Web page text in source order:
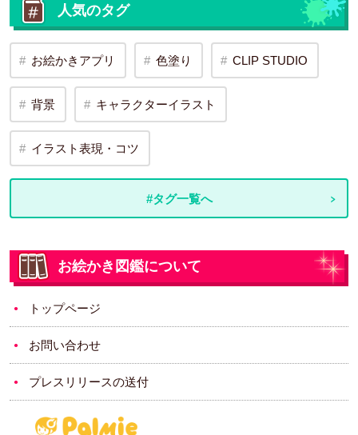
人気のタグ
お絵かきアプリ 色塗り CLIP STUDIO
背景 キャラクターイラスト
イラスト表現・コツ
#タグ一覧へ
お絵かき図鑑について
トップページ
お問い合わせ
プレスリリースの送付